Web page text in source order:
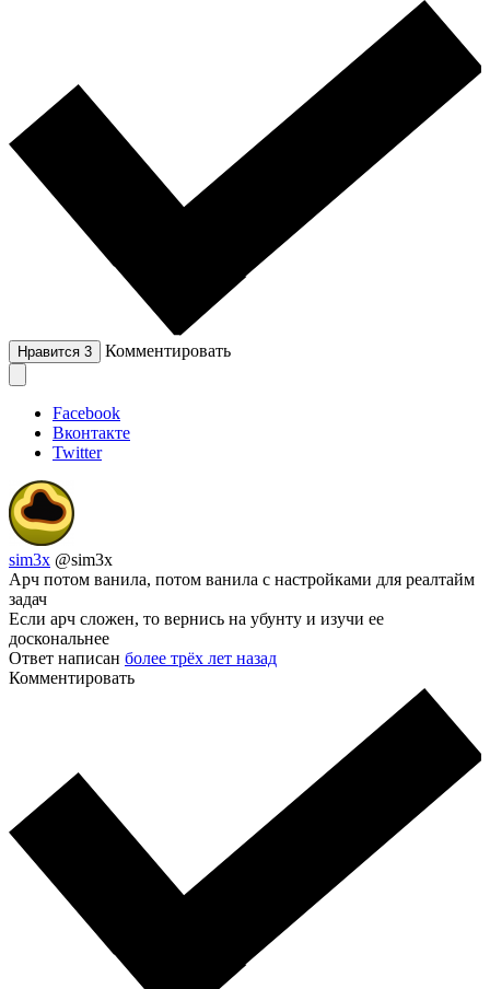
Нравится 3 Комментировать
Facebook
Вконтакте
Twitter
sim3x @sim3x
Арч потом ванила, потом ванила с настройками для реалтайм
задач
Если арч сложен, то вернись на убунту и изучи ее
доскональнее
Ответ написан более трёх лет назад
Комментировать